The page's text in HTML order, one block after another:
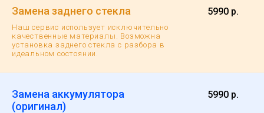
Замена заднего стекла
Наш сервис использует исключительно
качественные материалы. Возможна
установка заднего стекла с разбора в
идеальном состоянии.
5990 р.
Замена аккумулятора
(оригинал)
5990 р.